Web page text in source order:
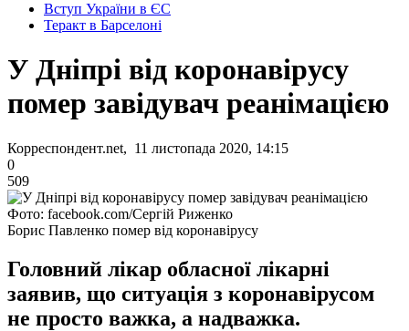
Вступ України в ЄС
Теракт в Барселоні
У Дніпрі від коронавірусу
помер завідувач реанімацією
Корреспондент.net, 11 листопада 2020, 14:15
0
509
Фото: facebook.com/Сергій Риженко
Борис Павленко помер від коронавірусу
Головний лікар обласної лікарні
заявив, що ситуація з коронавірусом
не просто важка, а надважка.